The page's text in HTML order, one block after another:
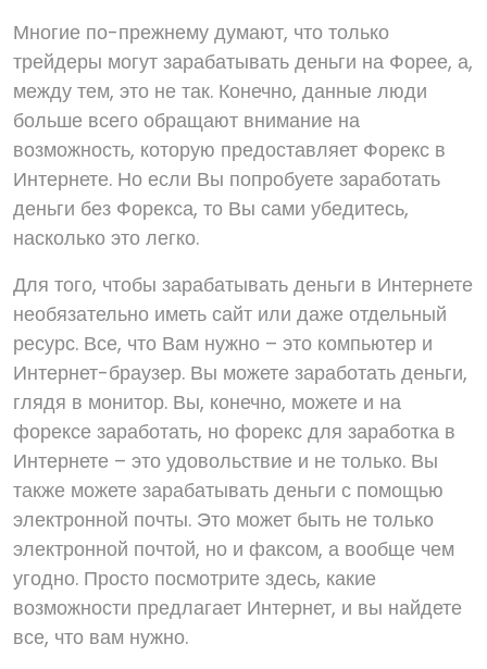
Многие по-прежнему думают, что только
трейдеры могут зарабатывать деньги на Форее, а,
между тем, это не так. Конечно, данные люди
больше всего обращают внимание на
возможность, которую предоставляет Форекс в
Интернете. Но если Вы попробуете заработать
деньги без Форекса, то Вы сами убедитесь,
насколько это легко.
Для того, чтобы зарабатывать деньги в Интернете
необязательно иметь сайт или даже отдельный
ресурс. Все, что Вам нужно – это компьютер и
Интернет-браузер. Вы можете заработать деньги,
глядя в монитор. Вы, конечно, можете и на
форексе заработать, но форекс для заработка в
Интернете – это удовольствие и не только. Вы
также можете зарабатывать деньги с помощью
электронной почты. Это может быть не только
электронной почтой, но и факсом, а вообще чем
угодно. Просто посмотрите здесь, какие
возможности предлагает Интернет, и вы найдете
все, что вам нужно.